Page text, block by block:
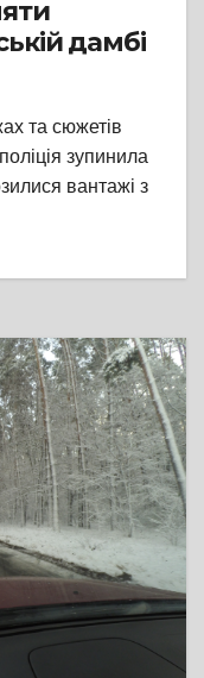
дамбі
та сюжетів
зупинила
вантажі з